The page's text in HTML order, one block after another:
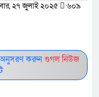
২৭ জুলাই ২০২৫
৬০৯
অনুসরণ করুনগুগল নিউজ